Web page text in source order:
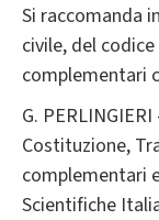
Si raccomanda
civile, del
complementari
G.
Costituzione,
complementari
Scientifiche